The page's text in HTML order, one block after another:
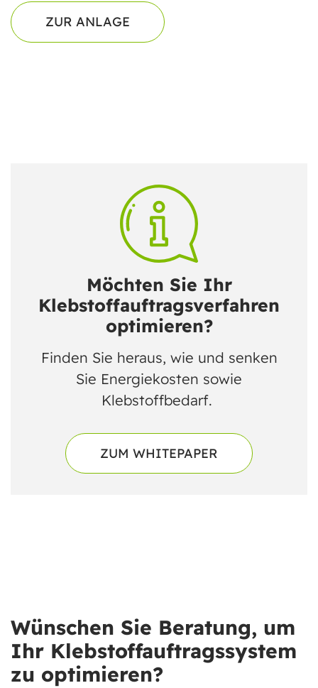
ZUR ANLAGE
Möchten Sie Ihr
Klebstoffauftragsverfahren
optimieren?
Finden Sie heraus, wie und senken
Sie Energiekosten sowie
Klebstoffbedarf.
ZUM WHITEPAPER
Wünschen Sie Beratung, um
Ihr Klebstoffauftragssystem
zu optimieren?